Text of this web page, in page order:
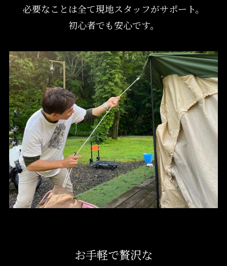
必要なことは全て現地スタッフがサポート。
初心者でも安心です。
お手軽で贅沢な